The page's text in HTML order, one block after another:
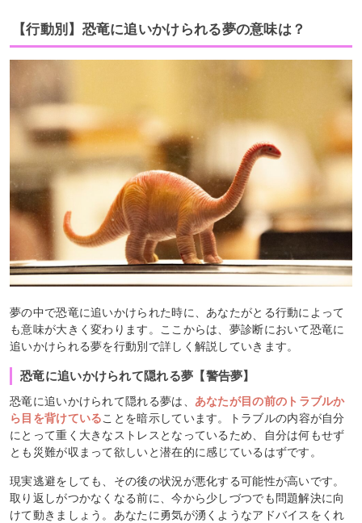
【行動別】恐竜に追いかけられる夢の意味は？
夢の中で恐竜に追いかけられた時に、あなたがとる行動によって
も意味が大きく変わります。ここからは、夢診断において恐竜に
追いかけられる夢を行動別で詳しく解説していきます。
恐竜に追いかけられて隠れる夢【警告夢】
恐竜に追いかけられて隠れる夢は、 あなたが目の前のトラブルか
ら目を背けていることを暗示しています。トラブルの内容が自分
にとって重く大きなストレスとなっているため、自分は何もせず
とも災難が収まって欲しいと潜在的に感じているはずです。
現実逃避をしても、その後の状況が悪化する可能性が高いです。
取り返しがつかなくなる前に、今から少しづつでも問題解決に向
けて動きましょう。あなたに勇気が湧くようなアドバイスをくれ